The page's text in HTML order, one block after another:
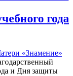
года
«Знамение»
и Дня защиты